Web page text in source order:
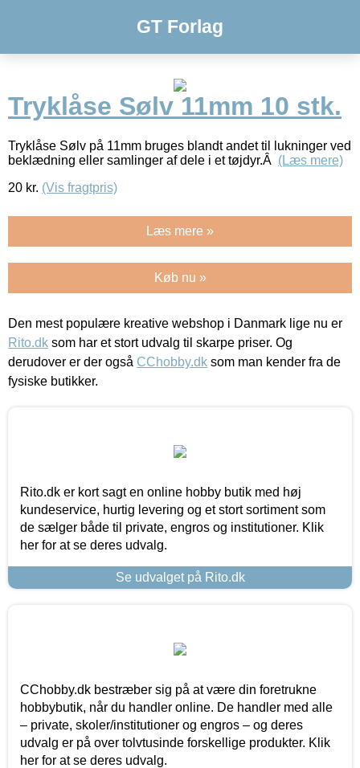
GT Forlag
Tryklåse Sølv 11mm 10 stk.
Tryklåse Sølv på 11mm bruges blandt andet til lukninger ved
beklædning eller samlinger af dele i et tøjdyr.Â (Læs mere)
20 kr. (Vis fragtpris)
Læs mere »
Køb nu »
Den mest populære kreative webshop i Danmark lige nu er
Rito.dk som har et stort udvalg til skarpe priser. Og
derudover er der også CChobby.dk som man kender fra de
fysiske butikker.
Rito.dk er kort sagt en online hobby butik med høj
kundeservice, hurtig levering og et stort sortiment som
de sælger både til private, engros og institutioner. Klik
her for at se deres udvalg.
Se udvalget på Rito.dk
CChobby.dk bestræber sig på at være din foretrukne
hobbybutik, når du handler online. De handler med alle
– private, skoler/institutioner og engros – og deres
udvalg er på over tolvtusinde forskellige produkter. Klik
her for at se deres udvalg.